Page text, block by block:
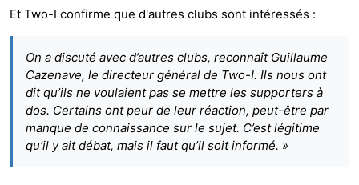
Et Two-I confirme que d'autres clubs sont intéressés :
On a discuté avec d’autres clubs, reconnaît Guillaume
Cazenave, le directeur général de Two-I. Ils nous ont
dit qu’ils ne voulaient pas se mettre les supporters à
dos. Certains ont peur de leur réaction, peut-être par
manque de connaissance sur le sujet. C’est légitime
qu’il y ait débat, mais il faut qu’il soit informé. »